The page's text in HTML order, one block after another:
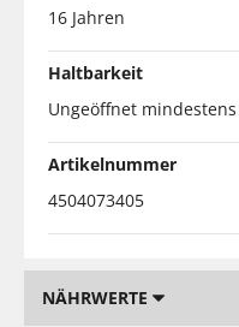
16 Jahren
Haltbarkeit
Ungeöffnet
Artikelnummer
4504073405
NÄHRWERTE